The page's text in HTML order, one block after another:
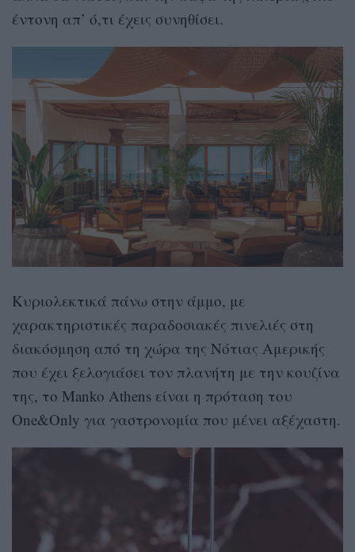
έντονη απ’ ό,τι έχεις συνηθίσει.
Κυριολεκτικά πάνω στην άμμο, με
χαρακτηριστικές παραδοσιακές πινελιές στη
διακόσμηση από τη χώρα της Νότιας Αμερικής
που έχει ξελογιάσει τον πλανήτη με την κουζίνα
της, το Manko Athens είναι η πρόταση του
One&Only για γαστρονομία που μένει αξέχαστη.